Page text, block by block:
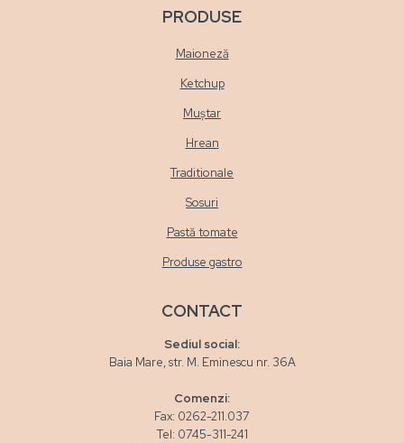
PRODUSE
Maioneză
Ketchup
Muștar
Hrean
Traditionale
Sosuri
Pastă tomate
Produse gastro
CONTACT
Sediul social:
Baia Mare, str. M. Eminescu nr. 36A
Comenzi:
Fax: 0262-211.037
Tel: 0745-311-241